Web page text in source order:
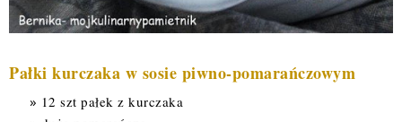
Pałki kurczaka w sosie piwno-pomarańczowym
12 szt pałek z kurczaka